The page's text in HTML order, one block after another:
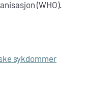
(WHO).
sykdommer